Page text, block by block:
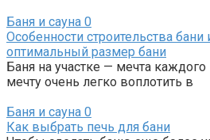
Баня и сауна 0
Особенности строительства
оптимальный размер бани
Баня на участке — мечта
мечту очень легко воплотить в
Баня и сауна 0
Как выбрать печь для бани